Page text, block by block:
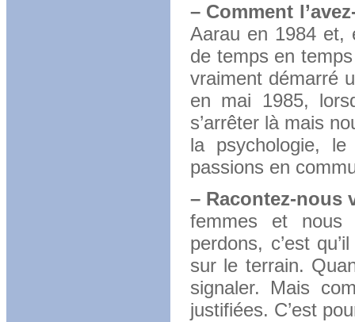
– Comment
Aarau en 1984 et,
de temps en
vraiment démarré
en mai 1985,
s’arrêter là mais
la psychologie,
passions en
– Racontez-nous
femmes et nous
perdons, c’est
sur le terrain.
signaler. Mais
justifiées. C’est